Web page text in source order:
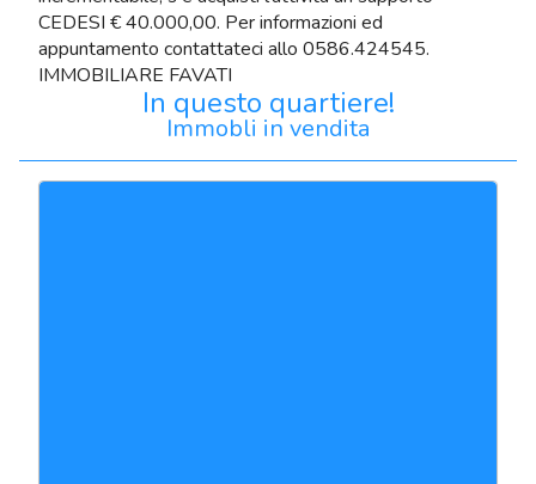
CEDESI € 40.000,00. Per informazioni ed
appuntamento contattateci allo 0586.424545.
IMMOBILIARE FAVATI
In questo quartiere!
Immobli in vendita